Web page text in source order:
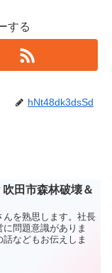
する
hNt48dk3dsSd
田市森林破壊＆
を熟思します。社長
問題意識がありま
などもお伝えしま